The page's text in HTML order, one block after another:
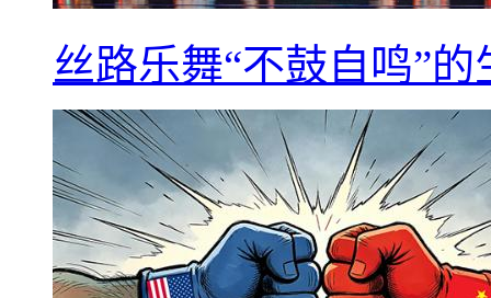
丝路乐舞“不鼓自鸣”